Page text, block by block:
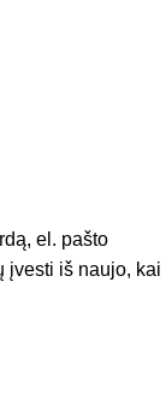
el. pašto
įvesti iš naujo, kai